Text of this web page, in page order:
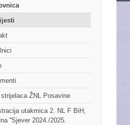
strijelaca ŽNL Posavine
utakmica 2. NL F BiH,
''Sjever 2024./2025.